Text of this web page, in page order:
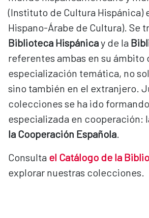
(Instituto de Cultura Hispánica)
Hispano-Árabe de Cultura). Se
Biblioteca Hispánicay de la
referentes ambas en su ámbito
especialización temática, no
sino también en el extranjero.
colecciones se ha ido
especializada en cooperación:
la Cooperación Española.
Consulta el Catálogo de la
explorar nuestras colecciones.